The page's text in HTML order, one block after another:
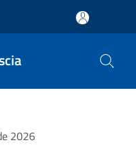
2026